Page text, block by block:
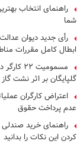
راهنمای انتخاب
شما
رأی جدید دیوان
ابطال کامل مقررات
گلپایگان بر اثر نشت گاز
اعتراض کارگران
عدم پرداخت حقوق
راهنمای خرید
کردن این نکات را بدانید